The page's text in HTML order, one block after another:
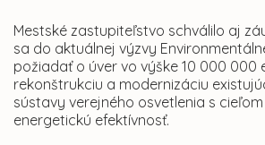
Mestské zastupiteľstvo schválilo aj
sa do aktuálnej výzvy
požiadať o úver vo výške 10 000 000
rekonštrukciu a modernizáciu
sústavy verejného osvetlenia s
energetickú efektívnosť.